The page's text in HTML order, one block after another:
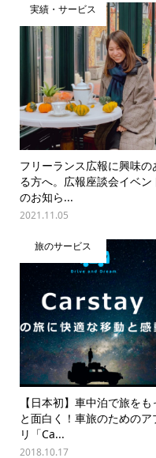
実績・サービス
フリーランス広報に興味の
る方へ。広報座談会イベン
のお知ら...
2021.11.05
旅のサービス
【日本初】車中泊で旅をも
と面白く！車旅のためのア
リ「Ca...
2018.10.17